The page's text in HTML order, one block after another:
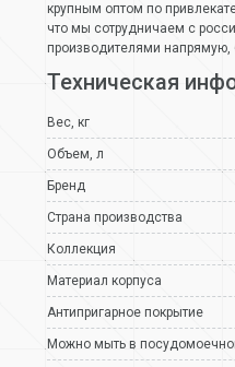
крупным оптом по
что мы сотрудничаем с
производителями напрямую,
Техническая
Вес, кг
Объем, л
Бренд
Страна производства
Коллекция
Материал корпуса
Антипригарное покрытие
Можно мыть в